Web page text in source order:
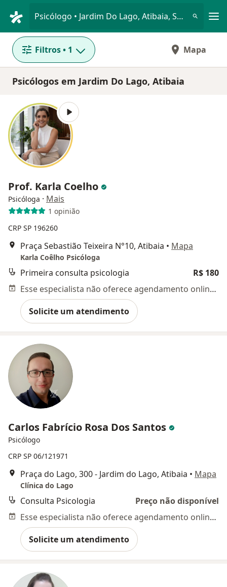
Psicólogo • Jardim Do Lago, Atibaia, São Paulo SP
Filtros• 1 Mapa
Psicólogos em Jardim Do Lago, Atibaia
Prof. Karla Coelho
Psicóloga · Mais
1 opinião
CRP SP 196260
Praça Sebastião Teixeira N°10, Atibaia • Mapa
Karla Coêlho Psicóloga
Primeira consulta psicologia
R$ 180
Esse especialista não oferece agendamento online para esse endereço.
Solicite um atendimento
Carlos Fabrício Rosa Dos Santos
Psicólogo
CRP SP 06/121971
Praça do Lago, 300 - Jardim do Lago, Atibaia • Mapa
Clínica do Lago
Consulta Psicologia
Preço não disponível
Esse especialista não oferece agendamento online para esse endereço.
Solicite um atendimento